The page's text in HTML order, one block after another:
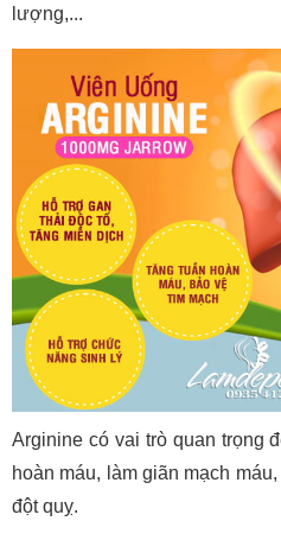
lượng,...
Arginine có vai trò quan trọng
hoàn máu, làm giãn mạch
đột quỵ.